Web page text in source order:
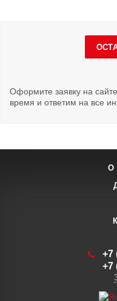
Оформите заявку на
время и ответим на все
О
+7
+7